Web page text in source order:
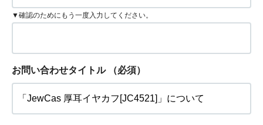
▼確認のためにもう一度入力してください。
お問い合わせタイトル （必須）